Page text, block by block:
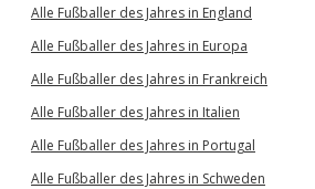
Alle Fußballer des Jahres in England
Alle Fußballer des Jahres in Europa
Alle Fußballer des Jahres in Frankreich
Alle Fußballer des Jahres in Italien
Alle Fußballer des Jahres in Portugal
Alle Fußballer des Jahres in Schweden